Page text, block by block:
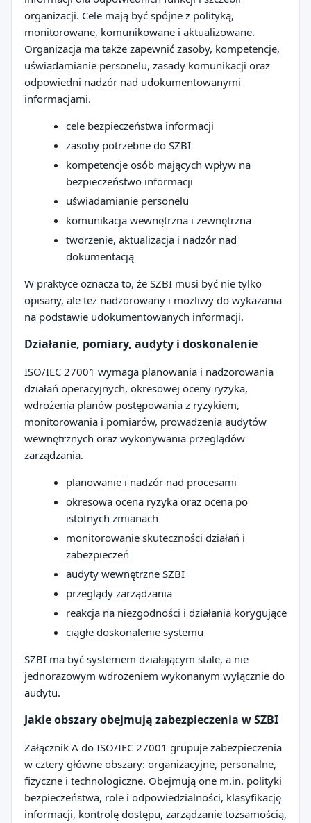
organizacji. Cele mają być spójne z polityką,
monitorowane, komunikowane i aktualizowane.
Organizacja ma także zapewnić zasoby, kompetencje,
uświadamianie personelu, zasady komunikacji oraz
odpowiedni nadzór nad udokumentowanymi
informacjami.
cele bezpieczeństwa informacji
zasoby potrzebne do SZBI
kompetencje osób mających wpływ na
bezpieczeństwo informacji
uświadamianie personelu
komunikacja wewnętrzna i zewnętrzna
tworzenie, aktualizacja i nadzór nad
dokumentacją
W praktyce oznacza to, że SZBI musi być nie tylko
opisany, ale też nadzorowany i możliwy do wykazania
na podstawie udokumentowanych informacji.
Działanie, pomiary, audyty i doskonalenie
ISO/IEC 27001 wymaga planowania i nadzorowania
działań operacyjnych, okresowej oceny ryzyka,
wdrożenia planów postępowania z ryzykiem,
monitorowania i pomiarów, prowadzenia audytów
wewnętrznych oraz wykonywania przeglądów
zarządzania.
planowanie i nadzór nad procesami
okresowa ocena ryzyka oraz ocena po
istotnych zmianach
monitorowanie skuteczności działań i
zabezpieczeń
audyty wewnętrzne SZBI
przeglądy zarządzania
reakcja na niezgodności i działania korygujące
ciągłe doskonalenie systemu
SZBI ma być systemem działającym stale, a nie
jednorazowym wdrożeniem wykonanym wyłącznie do
audytu.
Jakie obszary obejmują zabezpieczenia w SZBI
Załącznik A do ISO/IEC 27001 grupuje zabezpieczenia
w cztery główne obszary: organizacyjne, personalne,
fizyczne i technologiczne. Obejmują one m.in. polityki
bezpieczeństwa, role i odpowiedzialności, klasyfikację
informacji, kontrolę dostępu, zarządzanie tożsamością,